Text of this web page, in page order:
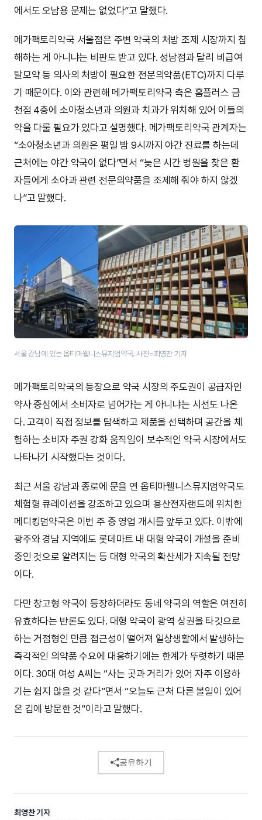
에서도 오남용 문제는 없었다”고 말했다.
메가팩토리약국 서울점은 주변 약국의 처방 조제 시장까지 침
해하는 게 아니냐는 비판도 받고 있다. 성남점과 달리 비급여
탈모약 등 의사의 처방이 필요한 전문의약품(ETC)까지 다루
기 때문이다. 이와 관련해 메가팩토리약국 측은 홈플러스 금
천점 4층에 소아청소년과 의원과 치과가 위치해 있어 이들의
약을 다룰 필요가 있다고 설명했다. 메가팩토리약국 관계자는
“소아청소년과 의원은 평일 밤 9시까지 야간 진료를 하는데
근처에는 야간 약국이 없다”면서 “늦은 시간 병원을 찾은 환
자들에게 소아과 관련 전문의약품을 조제해 줘야 하지 않겠
나”고 말했다.
서울 강남에 있는 옵티마웰니스뮤지엄약국. 사진=최영찬 기자
메가팩토리약국의 등장으로 약국 시장의 주도권이 공급자인
약사 중심에서 소비자로 넘어가는 게 아니냐는 시선도 나온
다. 고객이 직접 정보를 탐색하고 제품을 선택하며 공간을 체
험하는 소비자 주권 강화 움직임이 보수적인 약국 시장에서도
나타나기 시작했다는 것이다.
최근 서울 강남과 종로에 문을 연 옵티마웰니스뮤지엄약국도
체험형 큐레이션을 강조하고 있으며 용산전자랜드에 위치한
메디킹덤약국은 이번 주 중 영업 개시를 앞두고 있다. 이밖에
광주와 경남 지역에도 롯데마트 내 대형 약국이 개설을 준비
중인 것으로 알려지는 등 대형 약국의 확산세가 지속될 전망
이다.
다만 창고형 약국이 등장하더라도 동네 약국의 역할은 여전히
유효하다는 반론도 있다. 대형 약국이 광역 상권을 타깃으로
하는 거점형인 만큼 접근성이 떨어져 일상생활에서 발생하는
즉각적인 의약품 수요에 대응하기에는 한계가 뚜렷하기 때문
이다. 30대 여성 A씨는 “사는 곳과 거리가 있어 자주 이용하
기는 쉽지 않을 것 같다”면서 “오늘도 근처 다른 볼일이 있어
온 김에 방문한 것”이라고 말했다.
공유하기
최영찬 기자